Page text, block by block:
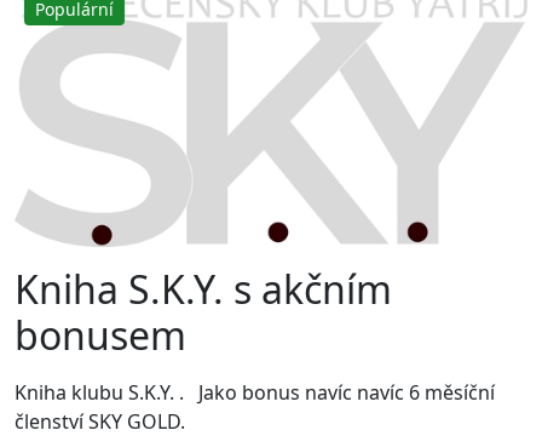
Populární
Kniha S.K.Y. s akčním
bonusem
Kniha klubu S.K.Y. . Jako bonus navíc navíc 6 měsíční
členství SKY GOLD.